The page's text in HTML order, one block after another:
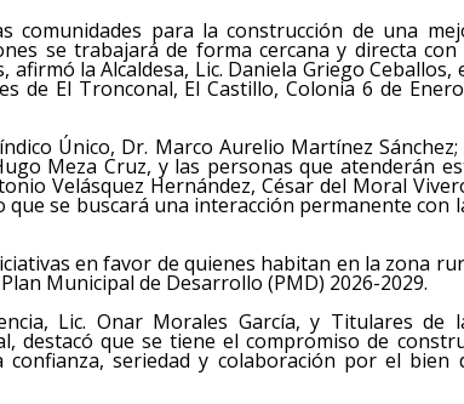
comunidades para la construcción de una
se trabajará de forma cercana y directa con
la Alcaldesa, Lic. Daniela Griego Ceballos,
de El Tronconal, El Castillo, Colonia 6 de
Único, Dr. Marco Aurelio Martínez Sánchez;
Meza Cruz, y las personas que atenderán
Velásquez Hernández, César del Moral
que se buscará una interacción permanente con
en favor de quienes habitan en la zona
Municipal de Desarrollo (PMD) 2026-2029.
Lic. Onar Morales García, y Titulares de
destacó que se tiene el compromiso de
seriedad y colaboración por el bien